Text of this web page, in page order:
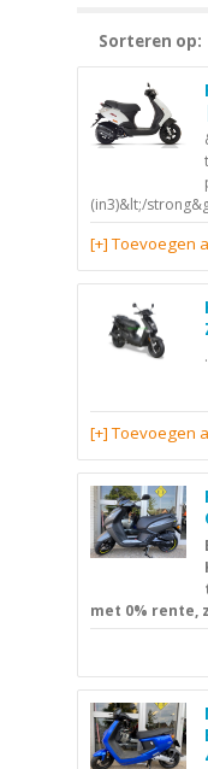
Sorteren op:
(in3)&lt;/
[+] Toevoegen
[+] Toevoegen
met 0% rente,